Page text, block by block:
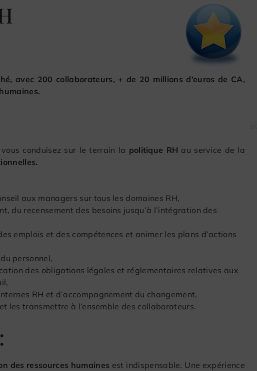
avec 200 collaborateurs, + de 20 millions d’euros de CA,
vous conduisez sur le terrain la politique RH au service de la
aux managers sur tous les domaines RH,
du recensement des besoins jusqu’à l’intégration des
emplois et des compétences et animer les plans d’actions
personnel,
des obligations légales et réglementaires relatives aux
RH et d’accompagnement du changement,
les transmettre à l’ensemble des collaborateurs.
des ressources humaines est indispensable. Une expérience